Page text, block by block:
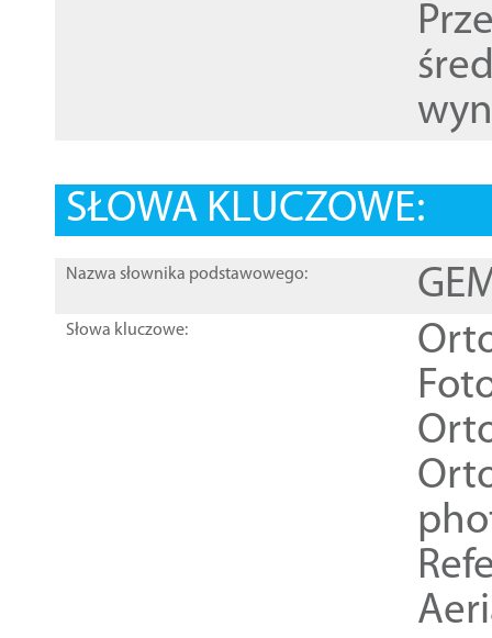
SŁOWA KLUCZOWE:
Nazwa słownika podstawowego:
Słowa kluczowe: